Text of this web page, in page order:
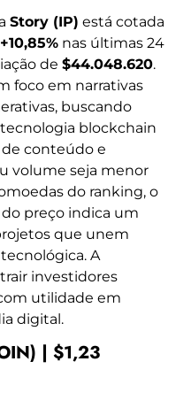
Story (IP) está cotada
+10,85% nas últimas 24
de $44.048.620.
foco em narrativas
buscando
blockchain
de conteúdo e
volume seja menor
do ranking, o
preço indica um
que unem
A
investidores
utilidade em
digital.
| $1,23